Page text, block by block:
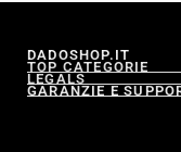
DADOSHOP.IT
TOP CATEGORIE
LEGALS
GARANZIE E